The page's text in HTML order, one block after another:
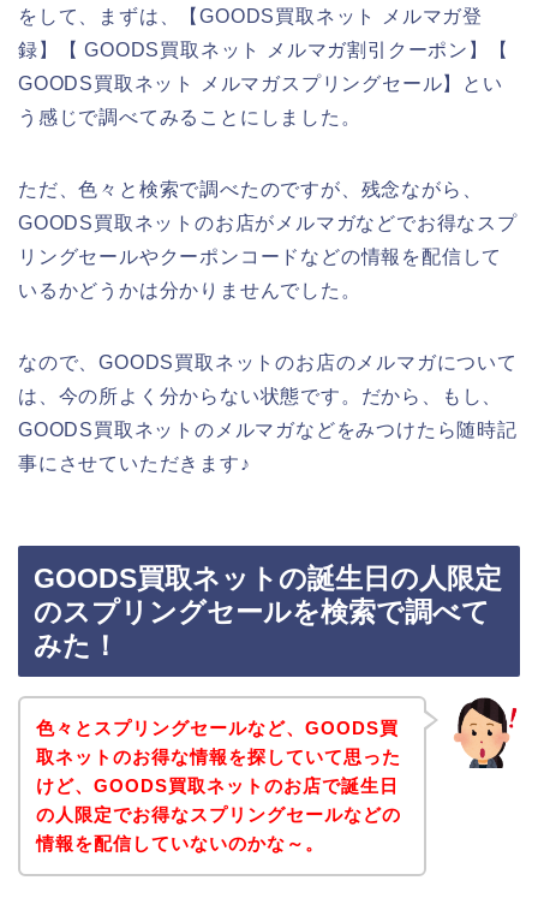
をして、まずは、【GOODS買取ネット メルマガ登
録】【 GOODS買取ネット メルマガ割引クーポン】【
GOODS買取ネット メルマガスプリングセール】とい
う感じで調べてみることにしました。
ただ、色々と検索で調べたのですが、残念ながら、
GOODS買取ネットのお店がメルマガなどでお得なスプ
リングセールやクーポンコードなどの情報を配信して
いるかどうかは分かりませんでした。
なので、GOODS買取ネットのお店のメルマガについて
は、今の所よく分からない状態です。だから、もし、
GOODS買取ネットのメルマガなどをみつけたら随時記
事にさせていただきます♪
GOODS買取ネットの誕生日の人限定
のスプリングセールを検索で調べて
みた！
色々とスプリングセールなど、GOODS買
取ネットのお得な情報を探していて思った
けど、GOODS買取ネットのお店で誕生日
の人限定でお得なスプリングセールなどの
情報を配信していないのかな～。